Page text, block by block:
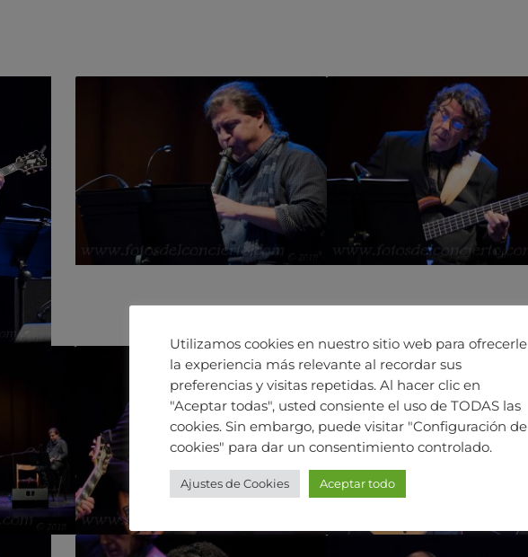
Utilizamos cookies en nuestro sitio web para ofrecerle
la experiencia más relevante al recordar sus
preferencias y visitas repetidas. Al hacer clic en
"Aceptar todas", usted consiente el uso de TODAS las
cookies. Sin embargo, puede visitar "Configuración de
cookies" para dar un consentimiento controlado.
Ajustes de Cookies Aceptar todo